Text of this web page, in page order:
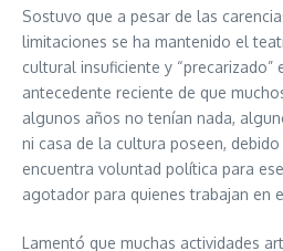
Sostuvo que a pesar de las
limitaciones se ha mantenido el
cultural insuficiente y “precarizado”
antecedente reciente de que
algunos años no tenían nada,
ni casa de la cultura poseen,
encuentra voluntad política para
agotador para quienes trabajan en
Lamentó que muchas actividades